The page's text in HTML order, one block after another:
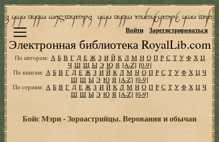
Электронная библиотека RoyalLib.com
Войти Зарегистрироваться
По авторам: А Б В Г Д Е Ж З И Й К Л М Н О П Р С Т У Ф Х Ц
Ч Ш Щ Ы Э Ю Я [A-Z] [0-9]
По книгам: А Б В Г Д Е Ж З И Й К Л М Н О П Р С Т У Ф Х Ц Ч
Ш Щ Ы Э Ю Я [A-Z] [0-9]
По сериям: А Б В Г Д Е Ж З И Й К Л М Н О П Р С Т У Ф Х Ц Ч
Ш Щ Ы Э Ю Я [A-Z] [0-9]
Бойс Мэри - Зороастрийцы. Верования и обычаи